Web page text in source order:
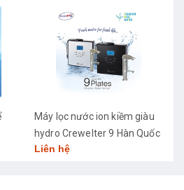
Máy lọc nước ion kiềm giàu
hydro Crewelter 9 Hàn Quốc
Liên hệ